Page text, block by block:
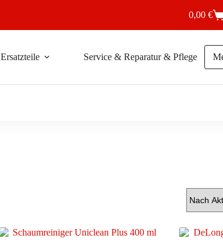
0,00 €
Ersatzteile Service & Reparatur & Pflege